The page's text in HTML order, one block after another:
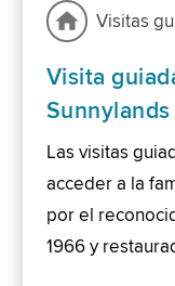
Visitas
Visita
Sunnylands
Las visitas
acceder a la
por el
1966 y